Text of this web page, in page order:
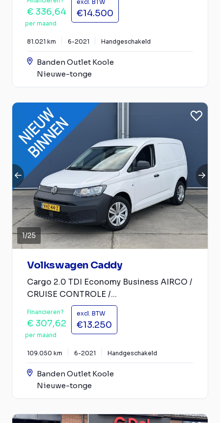
€ 336,64
per maand
excl. BTW
€14.500
81.021 km 6-2021 Handgeschakeld
Banden Outlet Koole
Nieuwe-tonge
1/25
Volkswagen Caddy
Cargo 2.0 TDI Economy Business AIRCO /
CRUISE CONTROLE /...
Financieren?
€ 307,62
per maand
excl. BTW
€13.250
109.050 km 6-2021 Handgeschakeld
Banden Outlet Koole
Nieuwe-tonge